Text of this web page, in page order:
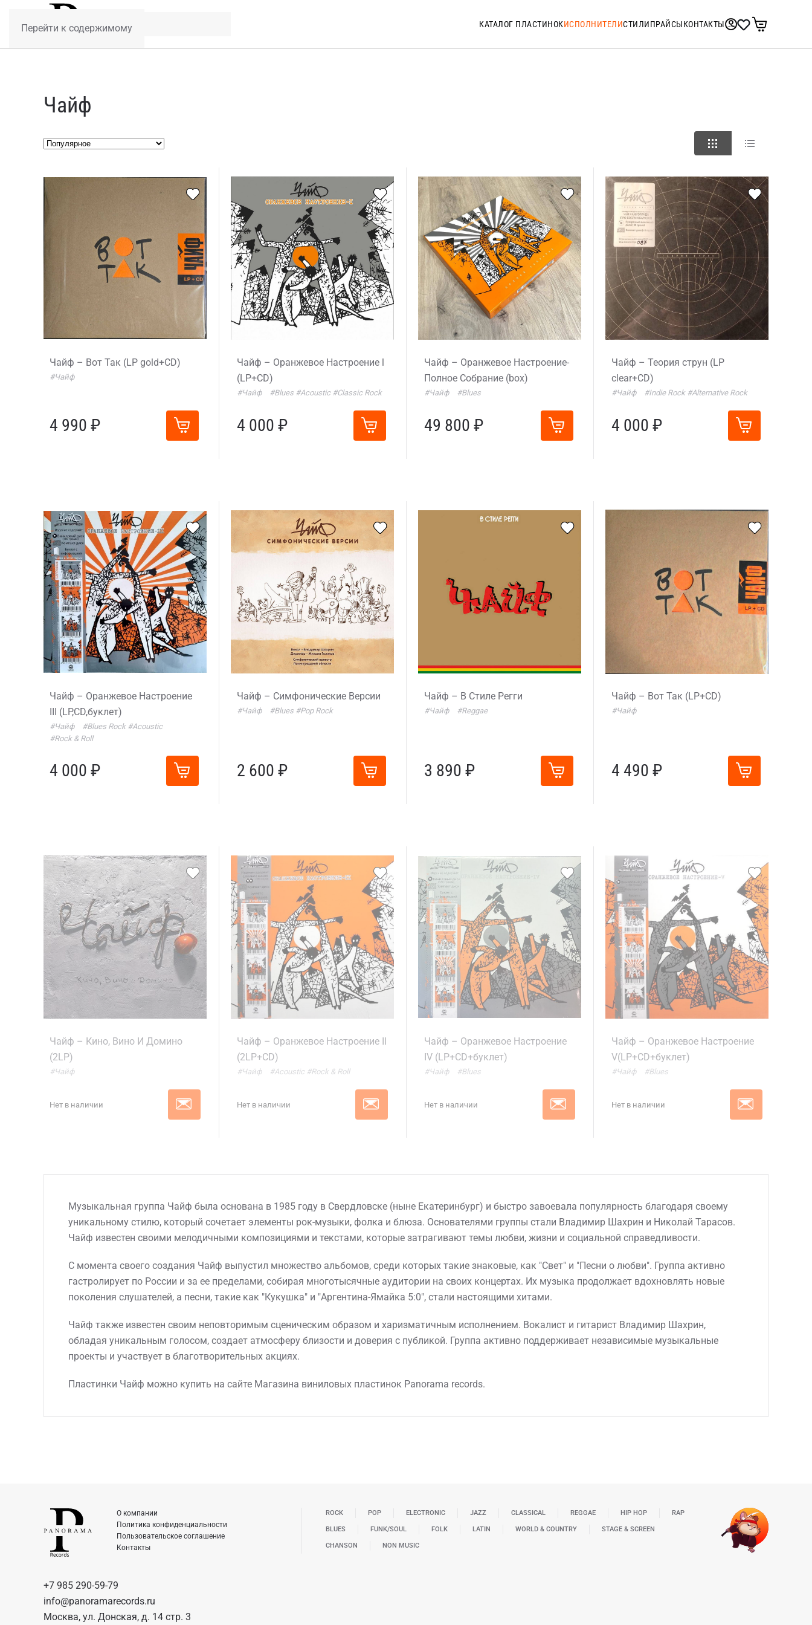
Перейти к содержимому КАТАЛОГ ПЛАСТИНОКИСПОЛНИТЕЛИСТИЛИПРАЙСЫКОНТАКТЫ
Чайф
Чайф – Вот Так (LP gold+CD)
#Чайф
4 990 ₽
Чайф – Оранжевое Настроение l
(LP+CD)
#Чайф #Blues #Acoustic #Classic Rock
4 000 ₽
Чайф – Оранжевое Настроение-
Полное Собрание (box)
#Чайф #Blues
49 800 ₽
Чайф – Теория струн (LP
clear+CD)
#Чайф #Indie Rock #Alternative Rock
4 000 ₽
Чайф – Оранжевое Настроение
III (LP,CD,буклет)
#Чайф #Blues Rock #Acoustic
#Rock & Roll
4 000 ₽
Чайф – Симфонические Версии
#Чайф #Blues #Pop Rock
2 600 ₽
Чайф – В Стиле Регги
#Чайф #Reggae
3 890 ₽
Чайф – Вот Так (LP+CD)
#Чайф
4 490 ₽
Чайф – Кино, Вино И Домино
(2LP)
#Чайф
Нет в наличии
Чайф – Оранжевое Настроение II
(2LP+CD)
#Чайф #Acoustic #Rock & Roll
Нет в наличии
Чайф – Оранжевое Настроение
IV (LP+CD+буклет)
#Чайф #Blues
Нет в наличии
Чайф – Оранжевое Настроение
V(LP+CD+буклет)
#Чайф #Blues
Нет в наличии
Музыкальная группа Чайф была основана в 1985 году в Свердловске (ныне Екатеринбург) и быстро завоевала популярность благодаря своему
уникальному стилю, который сочетает элементы рок-музыки, фолка и блюза. Основателями группы стали Владимир Шахрин и Николай Тарасов.
Чайф известен своими мелодичными композициями и текстами, которые затрагивают темы любви, жизни и социальной справедливости.
С момента своего создания Чайф выпустил множество альбомов, среди которых такие знаковые, как "Свет" и "Песни о любви". Группа активно
гастролирует по России и за ее пределами, собирая многотысячные аудитории на своих концертах. Их музыка продолжает вдохновлять новые
поколения слушателей, а песни, такие как "Кукушка" и "Аргентина-Ямайка 5:0", стали настоящими хитами.
Чайф также известен своим неповторимым сценическим образом и харизматичным исполнением. Вокалист и гитарист Владимир Шахрин,
обладая уникальным голосом, создает атмосферу близости и доверия с публикой. Группа активно поддерживает независимые музыкальные
проекты и участвует в благотворительных акциях.
Пластинки Чайф можно купить на сайте Магазина виниловых пластинок Panorama records.
О компании
Политика конфиденциальности
Пользовательское соглашение
Контакты
ROCK POP ELECTRONIC JAZZ CLASSICAL REGGAE HIP HOP RAP
BLUES FUNK/SOUL FOLK LATIN WORLD & COUNTRY STAGE & SCREEN
CHANSON NON MUSIC
+7 985 290-59-79
info@panoramarecords.ru
Москва, ул. Донская, д. 14 стр. 3